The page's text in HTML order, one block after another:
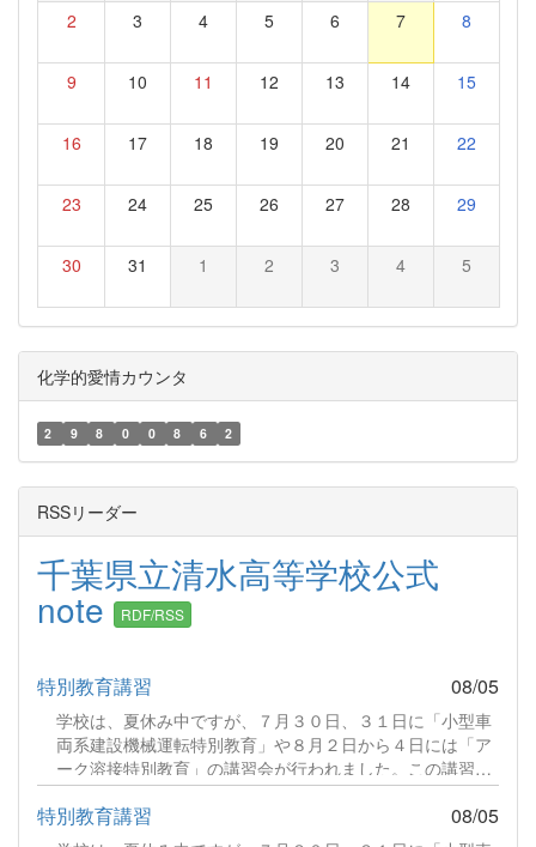
2 3 4 5 6 7 8
9 10 11 12 13 14 15
16 17 18 19 20 21 22
23 24 25 26 27 28 29
30 31 1 2 3 4 5
化学的愛情カウンタ
2 9 8 0 0 8 6 2
RSSリーダー
千葉県立清水高等学校公式
note RDF/RSS
特別教育講習 08/05
学校は、夏休み中ですが、７月３０日、３１日に「小型車
両系建設機械運転特別教育」や８月２日から４日には「ア
ーク溶接特別教育」の講習会が行われました。この講習
は、仕事として従事する場合、法令に基づき義務づけられ
ている特別教育です。猛暑のなか、多くの生徒さんが頑張
っていましたので、実技講習の様子のみお伝えします。続
特別教育講習 08/05